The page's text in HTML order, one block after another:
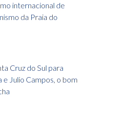
internacional de
da Praia do
Cruz do Sul para
Julio Campos, o bom